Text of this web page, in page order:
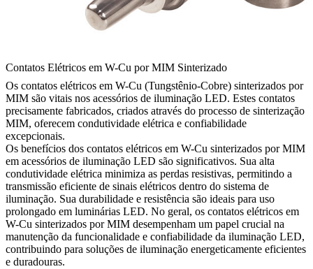
Contatos Elétricos em W-Cu por MIM Sinterizado
Os contatos elétricos em W-Cu (Tungstênio-Cobre) sinterizados por
MIM são vitais nos acessórios de iluminação LED. Estes contatos
precisamente fabricados, criados através do processo de sinterização
MIM, oferecem condutividade elétrica e confiabilidade
excepcionais.
Os benefícios dos contatos elétricos em W-Cu sinterizados por MIM
em acessórios de iluminação LED são significativos. Sua alta
condutividade elétrica minimiza as perdas resistivas, permitindo a
transmissão eficiente de sinais elétricos dentro do sistema de
iluminação. Sua durabilidade e resistência são ideais para uso
prolongado em luminárias LED. No geral, os contatos elétricos em
W-Cu sinterizados por MIM desempenham um papel crucial na
manutenção da funcionalidade e confiabilidade da iluminação LED,
contribuindo para soluções de iluminação energeticamente eficientes
e duradouras.